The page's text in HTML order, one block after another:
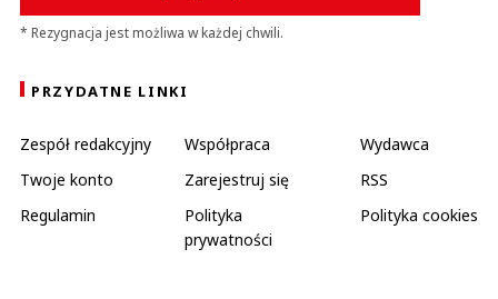
* Rezygnacja jest możliwa w każdej chwili.
PRZYDATNE LINKI
Zespół redakcyjny Współpraca
Wydawca
Twoje konto
Zarejestruj się
RSS
Regulamin
Polityka
prywatności
Polityka cookies